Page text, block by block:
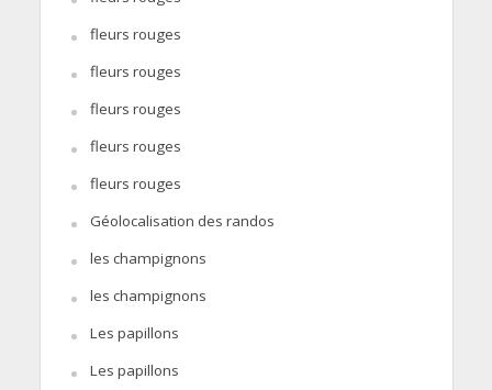
fleurs rouges
fleurs rouges
fleurs rouges
fleurs rouges
fleurs rouges
Géolocalisation des randos
les champignons
les champignons
Les papillons
Les papillons